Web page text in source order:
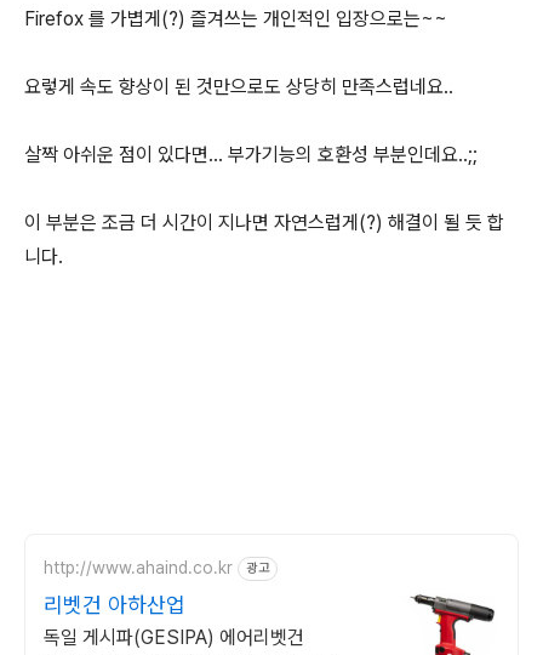
Firefox 를 가볍게(?) 즐겨쓰는 개인적인 입장으로는~~
요렇게 속도 향상이 된 것만으로도 상당히 만족스럽네요..
살짝 아쉬운 점이 있다면... 부가기능의 호환성 부분인데요..;;
이 부분은 조금 더 시간이 지나면 자연스럽게(?) 해결이 될 듯 합
니다.
http://www.ahaind.co.kr 광고
리벳건 아하산업
독일 게시파(GESIPA) 에어리벳건